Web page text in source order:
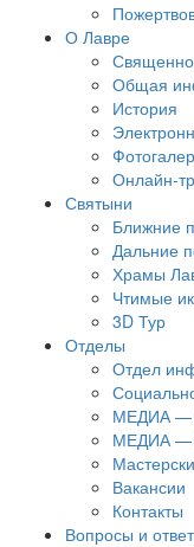
О Лавре
Общая
История
Онлайн-
Святыни
Ближние
Дальние
Храмы
Чтимые
3D Тур
Отделы
Отдел
МЕДИА —
МЕДИА —
Вакансии
Контакты
Вопросы и